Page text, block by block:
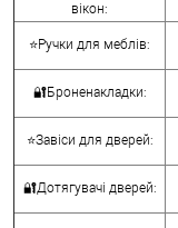
вікон:
⭐Ручки для меблів:
🔐Броненакладки:
⭐Завіси для дверей:
🔐Дотягувачі дверей: